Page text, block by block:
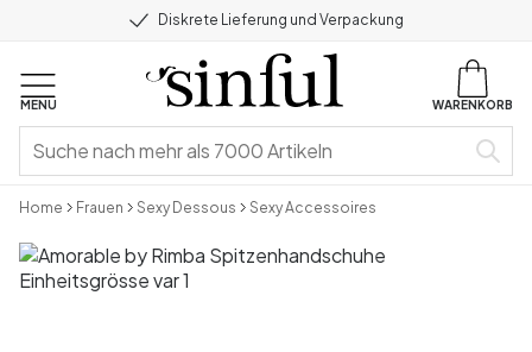
Diskrete Lieferung und Verpackung
MENU WARENKORB
Home Frauen Sexy Dessous Sexy Accessoires